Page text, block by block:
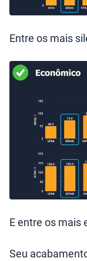
Entre os mais
E entre os mais
Seu